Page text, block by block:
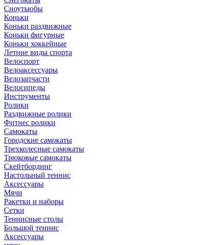
Сноутьюбы
Коньки
Коньки раздвижные
Коньки фигурные
Коньки хоккейные
Летние виды спорта
Велоспорт
Велоаксессуары
Велозапчасти
Велосипеды
Инструменты
Ролики
Раздвижные ролики
Фитнес ролики
Самокаты
Городские самокаты
Трехколесные самокаты
Трюковые самокаты
Скейтбординг
Настольный теннис
Аксессуары
Мячи
Ракетки и наборы
Сетки
Теннисные столы
Большой теннис
Аксессуары